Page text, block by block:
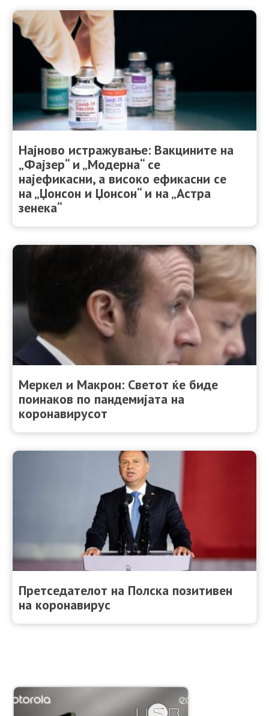
Најново истражување: Вакцините на
„Фајзер“ и „Модерна“ се
најефикасни, а високо ефикасни се
на „Џонсон и Џонсон“ и на „Астра
зенека“
Меркел и Макрон: Светот ќе биде
поинаков по пандемијата на
коронавирусoт
Претседателот на Полска позитивен
на коронавирус